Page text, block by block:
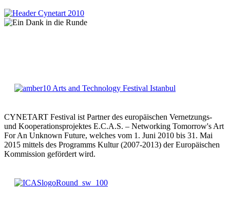
CYNETART Festival ist Partner des europäischen Vernetzungs-
und Kooperationsprojektes E.C.A.S. – Networking Tomorrow's Art
For An Unknown Future, welches vom 1. Juni 2010 bis 31. Mai
2015 mittels des Programms Kultur (2007-2013) der Europäischen
Kommission gefördert wird.